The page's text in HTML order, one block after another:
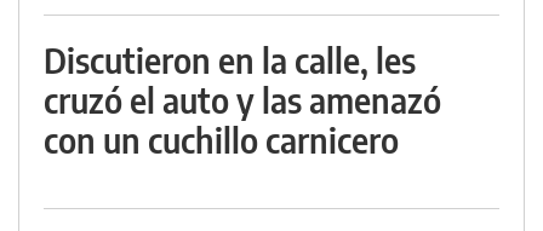
Discutieron en la calle, les
cruzó el auto y las amenazó
con un cuchillo carnicero